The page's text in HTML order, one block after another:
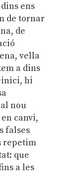
ens
de tornar
de
vella
a dins
hi
nou
canvi,
falses
repetim
que
a les